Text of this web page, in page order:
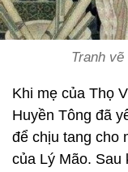
Tranh
Khi mẹ của Thọ
Huyền Tông đã
để chịu tang cho
của Lý Mão.